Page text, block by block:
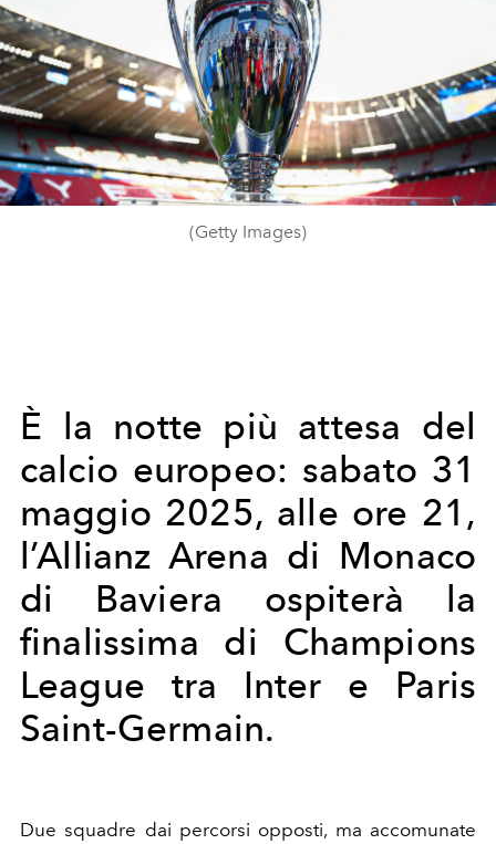
(Getty Images)
È la notte più attesa del
calcio europeo: sabato 31
maggio 2025, alle ore 21,
l’Allianz Arena di Monaco
di Baviera ospiterà la
finalissima di Champions
League tra Inter e Paris
Saint-Germain.
Due squadre dai percorsi opposti, ma accomunate